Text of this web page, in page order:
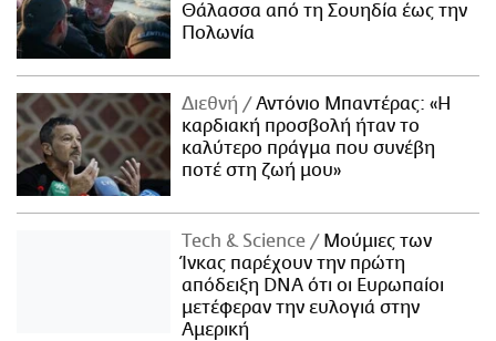
Θάλασσα από τη Σουηδία έως την
Πολωνία
Διεθνή
Αντόνιο Μπαντέρας: «Η
καρδιακή προσβολή ήταν το
καλύτερο πράγμα που συνέβη
ποτέ στη ζωή μου»
Τech & Science
Μούμιες των
Ίνκας παρέχουν την πρώτη
απόδειξη DNA ότι οι Ευρωπαίοι
μετέφεραν την ευλογιά στην
Αμερική